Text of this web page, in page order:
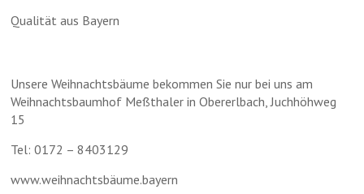
Qualität aus Bayern
Unsere Weihnachtsbäume bekommen Sie nur bei uns am
Weihnachtsbaumhof Meßthaler in Obererlbach, Juchhöhweg
15
Tel: 0172 – 8403129
www.weihnachtsbäume.bayern